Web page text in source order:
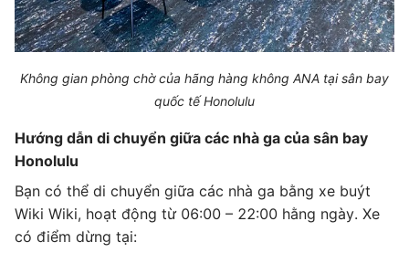
Không gian phòng chờ của hãng hàng không ANA tại sân bay
quốc tế Honolulu
Hướng dẫn di chuyển giữa các nhà ga của sân bay
Honolulu
Bạn có thể di chuyển giữa các nhà ga bằng xe buýt
Wiki Wiki, hoạt động từ 06:00 – 22:00 hằng ngày. Xe
có điểm dừng tại: